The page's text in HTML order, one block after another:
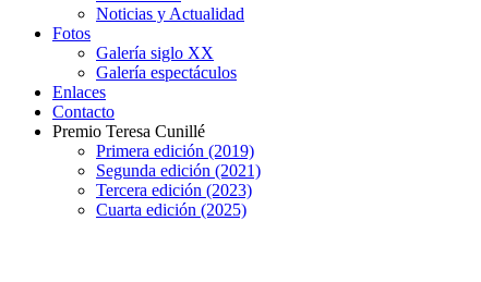
Noticias y Actualidad
Fotos
Galería siglo XX
Galería espectáculos
Enlaces
Contacto
Premio Teresa Cunillé
Primera edición (2019)
Segunda edición (2021)
Tercera edición (2023)
Cuarta edición (2025)